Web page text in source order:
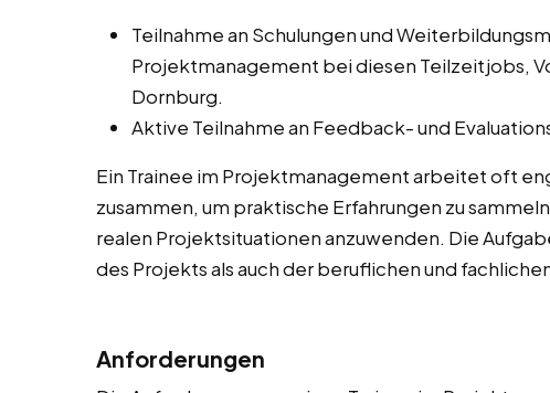
Teilnahme an Schulungen und
Projektmanagement bei diesen Teilzeitjobs,
Dornburg.
Aktive Teilnahme an Feedback- und
Ein Trainee im Projektmanagement arbeitet oft
zusammen, um praktische Erfahrungen zu
realen Projektsituationen anzuwenden. Die
des Projekts als auch der beruflichen und
Anforderungen